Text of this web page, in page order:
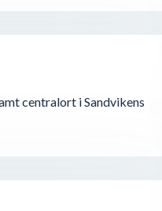
centralort i Sandvikens